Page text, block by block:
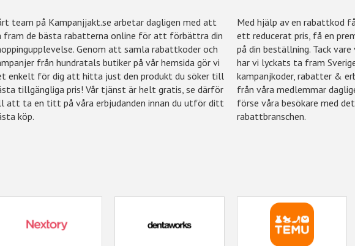
team på Kampanjjakt.se arbetar dagligen med att
fram de bästa rabatterna online för att förbättra din
Genom att samla rabattkoder och
från hundratals butiker på vår hemsida gör vi
enkelt för dig att hitta just den produkt du söker till
tillgängliga pris! Vår tjänst är helt gratis, se därför
att ta en titt på våra erbjudanden innan du utför ditt
köp.
Med hjälp av en rabattkod
ett reducerat pris, få en
på din beställning. Tack
har vi lyckats ta fram
kampanjkoder, rabatter &
från våra medlemmar
förse våra besökare med
rabattbranschen.
Temu